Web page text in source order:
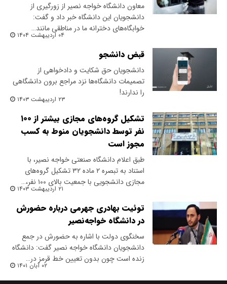
معاون دانشگاه خواجه نصیر از زورگیری از
دانشجویان این دانشگاه خبر داد و گفت:
خوابگاه‌های دخترانه ما در مناطقی مانند…
۰۴ اردیبهشت ۱۴۰۴
قبض دانشجو
دانشجویان حق شکایت و دادخواهی از
تصمیمات دانشگاه‌ها نزد مراجع برون دانشگاهی
را ندارند!
۲۳ اردیبهشت ۱۴۰۳
تشکیل گروه‌های مجازی بیشتر از ۱۰۰
نفر توسط دانشجویان منوط به کسب
مجوز است
طبق اعلام دانشگاه صنعتی خواجه نصیر، با
استناد به تبصره ۲ ماده ۳۲ تشکیل گروه‌های
مجازی دانشجویی با جمعیت بالای ۱۰۰ نفر،…
۲۱ اردیبهشت ۱۴۰۳
توئیت بهادری جهرمی درباره حضورش
در دانشگاه خواجه‌نصیر
سخنگوی دولت با اشاره به حضورش در جمع
دانشجویان دانشگاه خواجه نصیر گفت: دانشگاه
زنده است چون بدون تعیین خط قرمز در…
۰۲ آبان ۱۴۰۱